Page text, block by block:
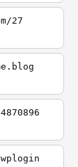
27